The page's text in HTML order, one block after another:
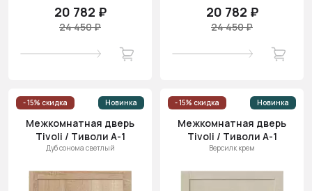
20 782 ₽
24 450 ₽
20 782 ₽
24 450 ₽
- 15% скидка Новинка
Межкомнатная дверь
Tivoli / Тиволи А-1
Дуб сонома светлый
- 15% скидка Новинка
Межкомнатная дверь
Tivoli / Тиволи А-1
Версилк крем